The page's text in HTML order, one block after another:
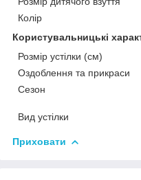
Колір
Користувальницькі
Розмір устілки (см)
Оздоблення та прикраси
Сезон
Вид устілки
Приховати